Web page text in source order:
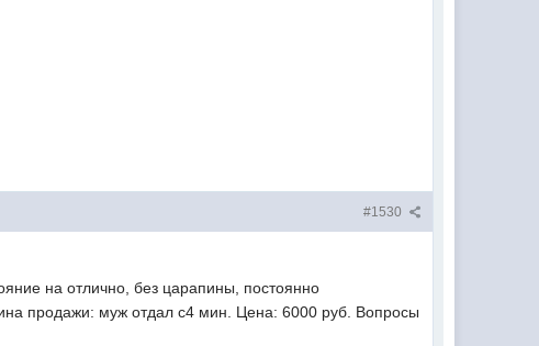
#1530
на отлично, без царапины, постоянно
продажи: муж отдал с4 мин. Цена: 6000 руб. Вопросы